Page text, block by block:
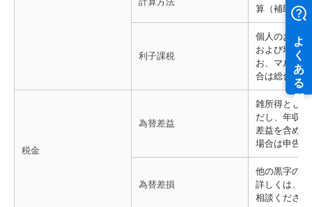
算（補助通
利子課税
個人のお客
および地方
お、マル優
合は総合課
税金
為替差益
雑所得とし
だし、年収
差益を含め
場合は申告
為替差損
他の黒字の
詳しくは、
相談ください